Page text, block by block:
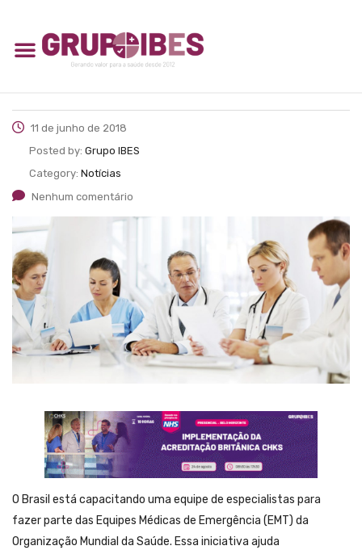
11 de junho de 2018
Posted by: Grupo IBES
Category: Notícias
Nenhum comentário
O Brasil está capacitando uma equipe de especialistas para
fazer parte das Equipes Médicas de Emergência (EMT) da
Organização Mundial da Saúde. Essa iniciativa ajuda